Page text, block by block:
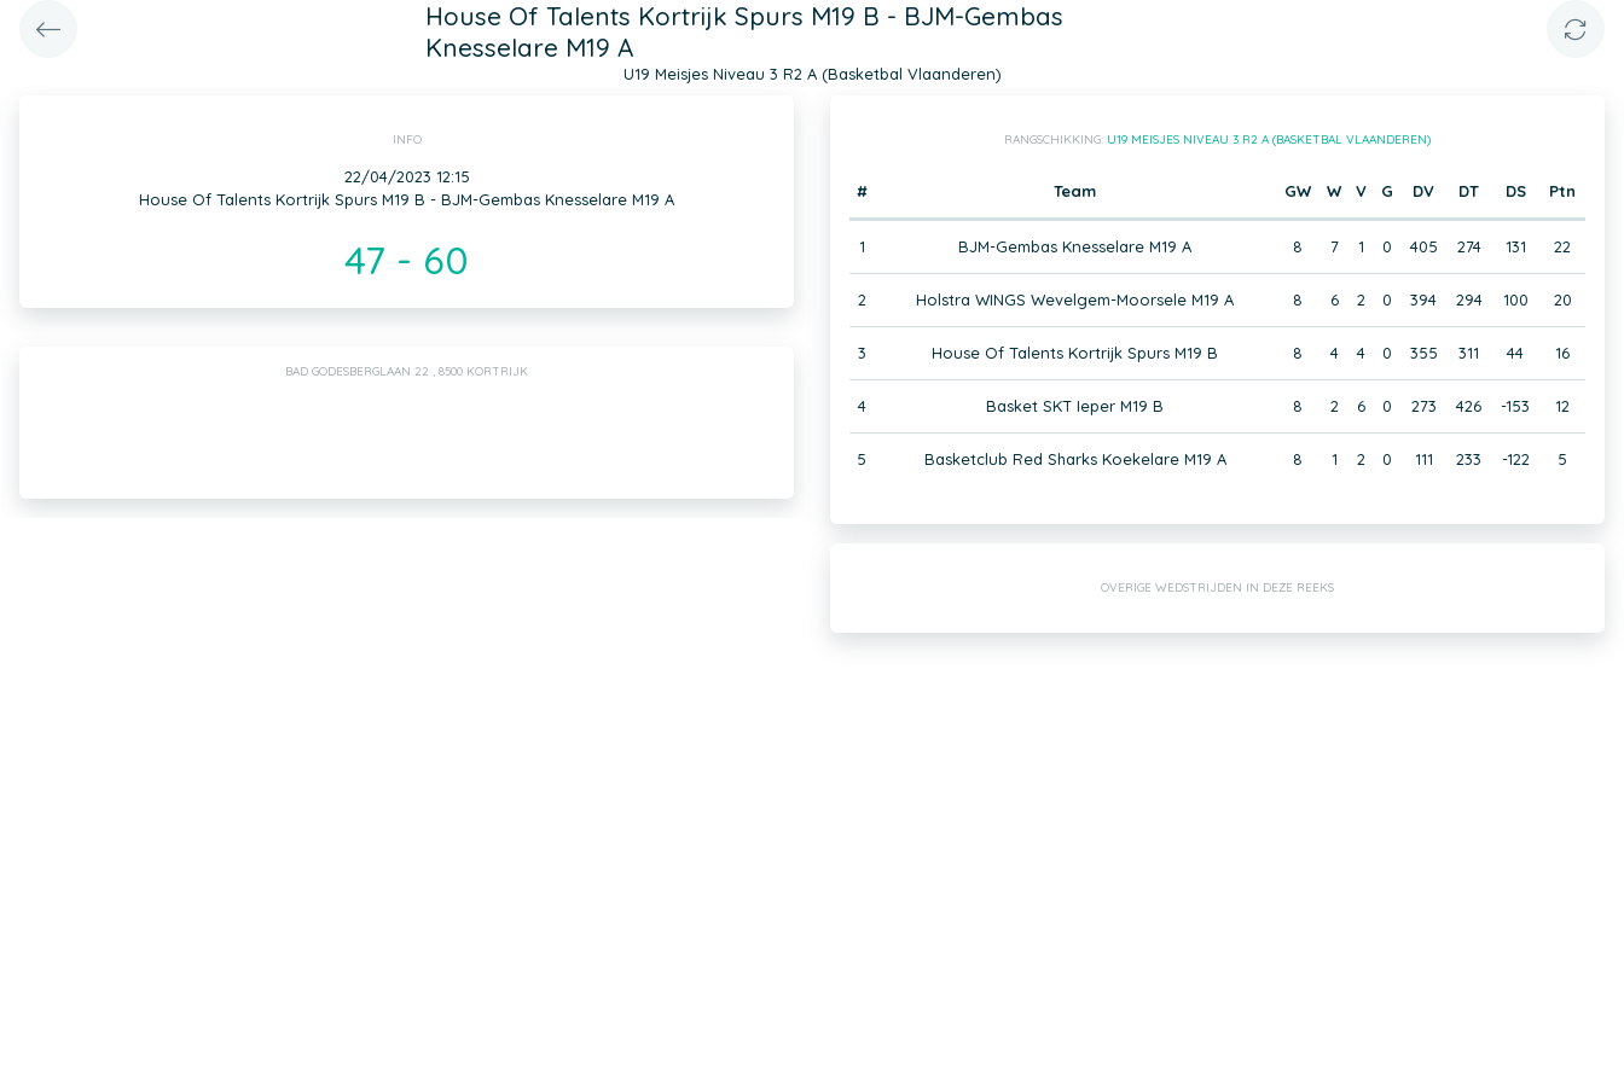
House Of Talents Kortrijk Spurs M19 B - BJM-Gembas
Knesselare M19 A
U19 Meisjes Niveau 3 R2 A (Basketbal Vlaanderen)
INFO
22/04/2023 12:15
House Of Talents Kortrijk Spurs M19 B - BJM-Gembas Knesselare M19 A
47 - 60
BAD GODESBERGLAAN 22 , 8500 KORTRIJK
RANGSCHIKKING: U19 MEISJES NIVEAU 3 R2 A (BASKETBAL VLAANDEREN)
# Team GW W V G DV DT DS Ptn
1 BJM-Gembas Knesselare M19 A 8 7 1 0 405 274 131 22
2 Holstra WINGS Wevelgem-Moorsele M19 A 8 6 2 0 394 294 100 20
3 House Of Talents Kortrijk Spurs M19 B 8 4 4 0 355 311 44 16
4 Basket SKT Ieper M19 B 8 2 6 0 273 426 -153 12
5 Basketclub Red Sharks Koekelare M19 A 8 1 2 0 111 233 -122 5
OVERIGE WEDSTRIJDEN IN DEZE REEKS